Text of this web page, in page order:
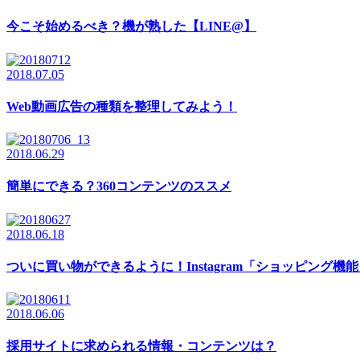
今こそ始めるべき？機が熟した【LINE@】
2018.07.05
Web動画広告の種類を整理してみよう！
2018.06.29
簡単にできる？360コンテンツのススメ
2018.06.18
ついに買い物ができるように！Instagram「ショッピング機
2018.06.06
採用サイトに求められる情報・コンテンツは？